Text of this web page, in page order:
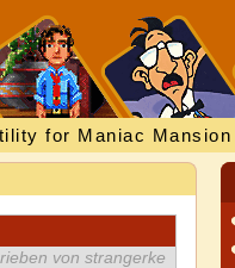
for Maniac
von strangerke